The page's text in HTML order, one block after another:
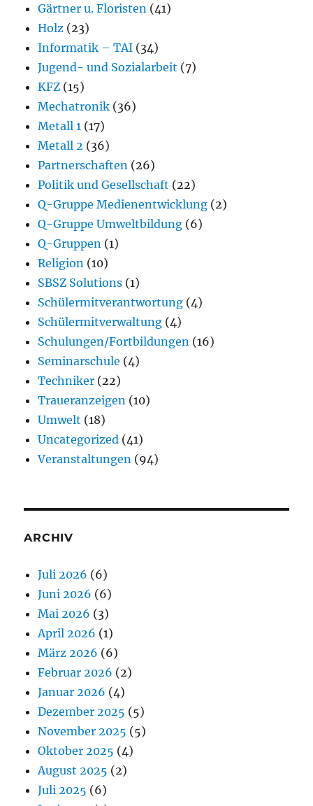
Gärtner u. Floristen (41)
Holz (23)
Informatik – TAI (34)
Jugend- und Sozialarbeit (7)
KFZ (15)
Mechatronik (36)
Metall 1 (17)
Metall 2 (36)
Partnerschaften (26)
Politik und Gesellschaft (22)
Q-Gruppe Medienentwicklung (2)
Q-Gruppe Umweltbildung (6)
Q-Gruppen (1)
Religion (10)
SBSZ Solutions (1)
Schülermitverantwortung (4)
Schülermitverwaltung (4)
Schulungen/Fortbildungen (16)
Seminarschule (4)
Techniker (22)
Traueranzeigen (10)
Umwelt (18)
Uncategorized (41)
Veranstaltungen (94)
ARCHIV
Juli 2026 (6)
Juni 2026 (6)
Mai 2026 (3)
April 2026 (1)
März 2026 (6)
Februar 2026 (2)
Januar 2026 (4)
Dezember 2025 (5)
November 2025 (5)
Oktober 2025 (4)
August 2025 (2)
Juli 2025 (6)